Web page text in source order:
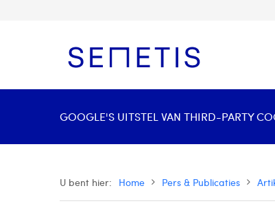
GOOGLE'S UITSTEL VAN THIRD-PARTY
U bent hier: Home Pers & Publicaties